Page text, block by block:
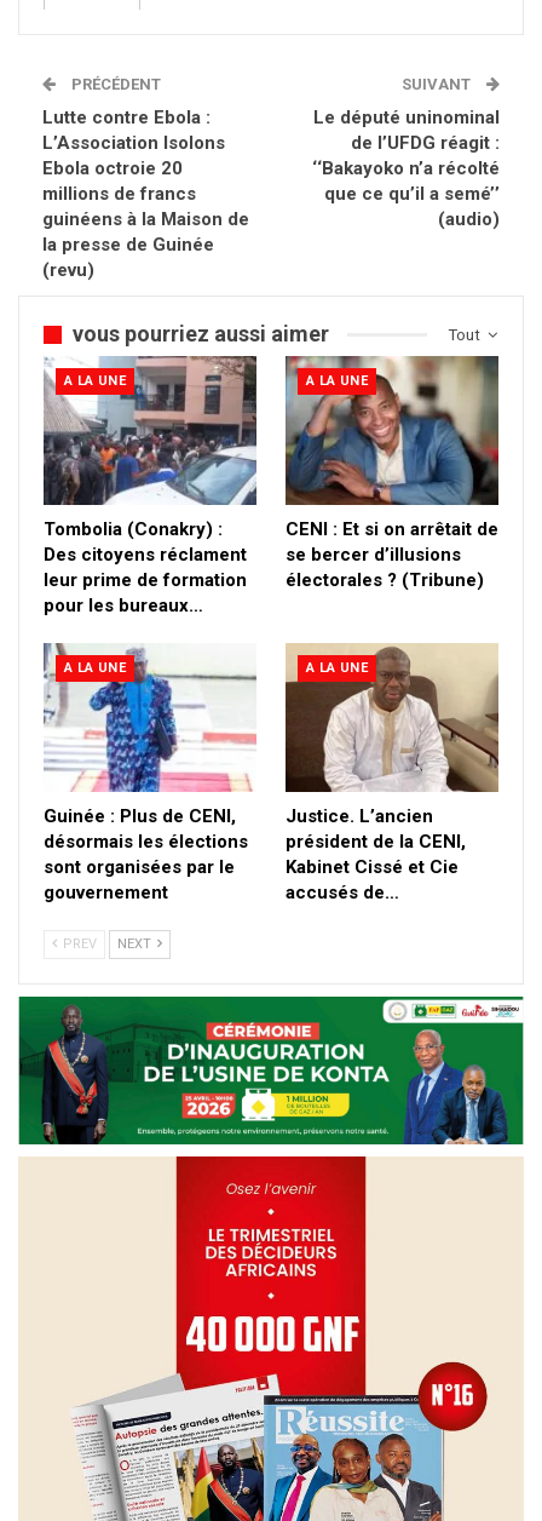
PRÉCÉDENT
Lutte contre Ebola :
L’Association Isolons
Ebola octroie 20
millions de francs
guinéens à la Maison de
la presse de Guinée
(revu)
SUIVANT
Le député uninominal
de l’UFDG réagit :
‘‘Bakayoko n’a récolté
que ce qu’il a semé’’
(audio)
Tout
vous pourriez aussi aimer
A LA UNE
Tombolia (Conakry) :
Des citoyens réclament
leur prime de formation
pour les bureaux…
A LA UNE
CENI : Et si on arrêtait de
se bercer d’illusions
électorales ? (Tribune)
A LA UNE
Guinée : Plus de CENI,
désormais les élections
sont organisées par le
gouvernement
A LA UNE
Justice. L’ancien
président de la CENI,
Kabinet Cissé et Cie
accusés de…
PREV NEXT